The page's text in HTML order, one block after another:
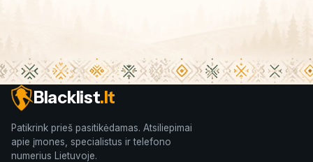
Blacklist.lt
Patikrink prieš pasitikėdamas. Atsiliepimai
apie įmones, specialistus ir telefono
numerius Lietuvoje.